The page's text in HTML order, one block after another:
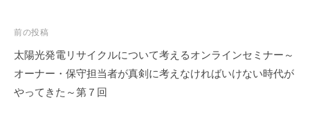
投
稿
ナ
ビ
前の投稿
太陽光発電リサイクルについて考えるオンラインセミナー～
オーナー・保守担当者が真剣に考えなければいけない時代が
やってきた～第７回